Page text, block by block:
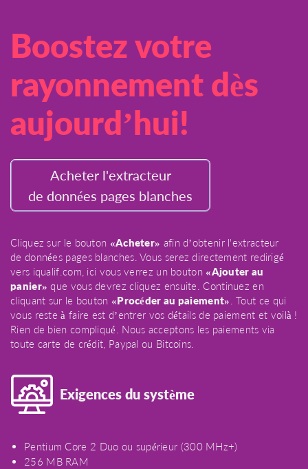
Boostez votre
rayonnement dès
aujourd’hui!
Acheter l'extracteur
de données pages blanches
Cliquez sur le bouton «Acheter» afin d’obtenir l'extracteur
de données pages blanches. Vous serez directement redirigé
vers iqualif.com, ici vous verrez un bouton «Ajouter au
panier» que vous devrez cliquez ensuite. Continuez en
cliquant sur le bouton «Procéder au paiement» . Tout ce qui
vous reste à faire est d’entrer vos détails de paiement et voilà !
Rien de bien compliqué. Nous acceptons les paiements via
toute carte de crédit, Paypal ou Bitcoins.
Exigences du système
Pentium Core 2 Duo ou supérieur (300 MHz+)
256 MB RAM